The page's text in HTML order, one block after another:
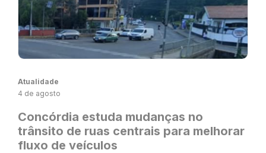
Atualidade
4 de agosto
Concórdia estuda mudanças no
trânsito de ruas centrais para melhorar
fluxo de veículos